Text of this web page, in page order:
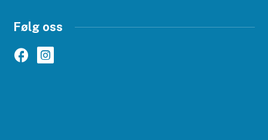
Følg oss
FacebookInstagram